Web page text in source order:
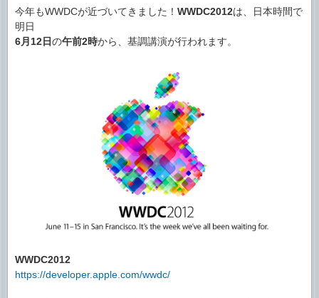
今年もWWDCが近づいてきました！ WWDC2012は、日本時間で
明日
6月12日の午前2時から、基調講演が行われます。
WWDC2012
https://developer.apple.com/wwdc/